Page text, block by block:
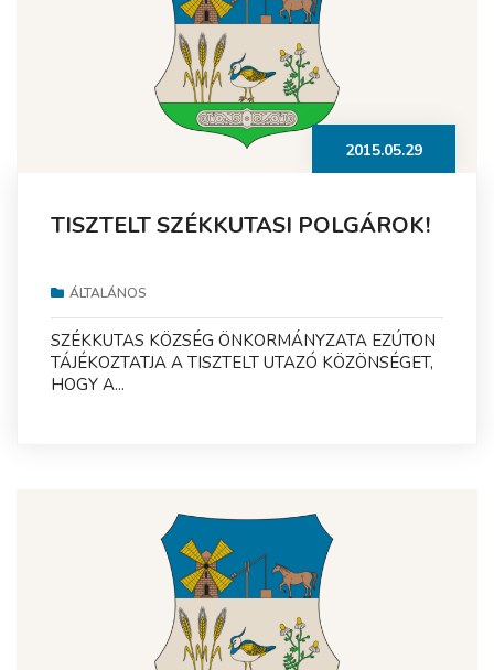
2015.05.29
TISZTELT SZÉKKUTASI POLGÁROK!
ÁLTALÁNOS
SZÉKKUTAS KÖZSÉG ÖNKORMÁNYZATA EZÚTON
TÁJÉKOZTATJA A TISZTELT UTAZÓ KÖZÖNSÉGET,
HOGY A...